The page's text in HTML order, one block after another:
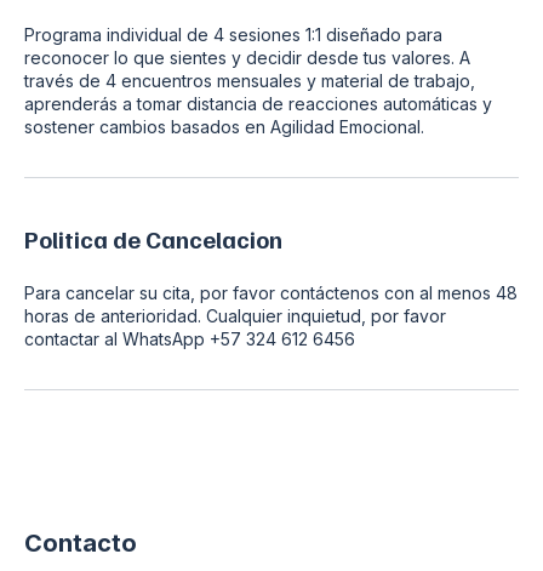
Programa individual de 4 sesiones 1:1 diseñado para
reconocer lo que sientes y decidir desde tus valores. A
través de 4 encuentros mensuales y material de trabajo,
aprenderás a tomar distancia de reacciones automáticas y
sostener cambios basados en Agilidad Emocional.
Politica de Cancelacion
Para cancelar su cita, por favor contáctenos con al menos 48
horas de anterioridad. Cualquier inquietud, por favor
contactar al WhatsApp +57 324 612 6456
Contacto